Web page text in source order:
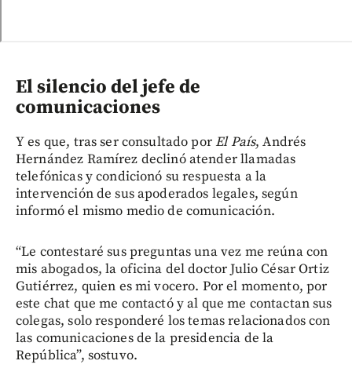
El silencio del jefe de
comunicaciones
Y es que, tras ser consultado porEl País, Andrés
Hernández Ramírez declinó atender llamadas
telefónicas y condicionó su respuesta a la
intervención de sus apoderados legales, según
informó el mismo medio de comunicación.
“Le contestaré sus preguntas una vez me reúna con
mis abogados, la oficina del doctor Julio César Ortiz
Gutiérrez, quien es mi vocero. Por el momento, por
este chat que me contactó y al que me contactan sus
colegas, solo responderé los temas relacionados con
las comunicaciones de la presidencia de la
República”, sostuvo.